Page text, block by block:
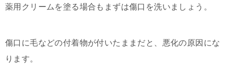
薬用クリームを塗る場合もまずは傷口を洗いましょう。
傷口に毛などの付着物が付いたままだと、悪化の原因にな
ります。